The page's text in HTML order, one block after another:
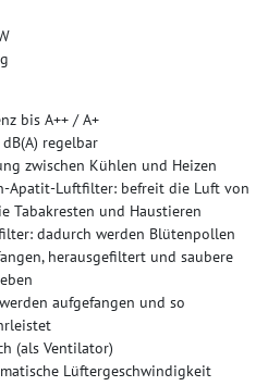
bis A++ / A+
regelbar
zwischen Kühlen und Heizen
Apatit-Luftfilter: befreit die Luft von
Tabakresten und Haustieren
dadurch werden Blütenpollen
herausgefiltert und saubere
aufgefangen und so
(als Ventilator)
Lüftergeschwindigkeit